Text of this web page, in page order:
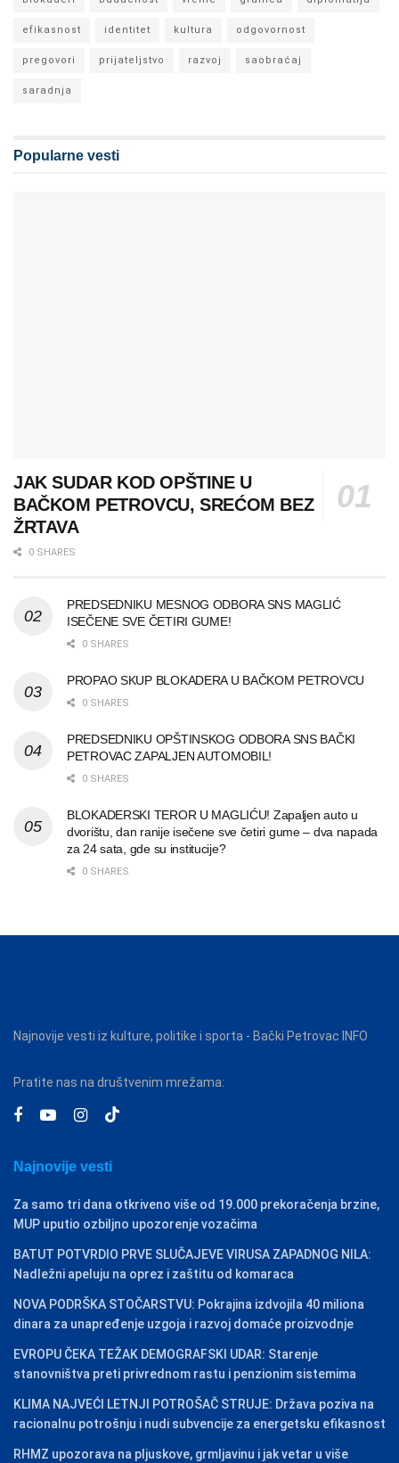
efikasnost identitet kultura odgovornost
pregovori prijateljstvo razvoj saobraćaj
saradnja
Popularne vesti
JAK SUDAR KOD OPŠTINE U
BAČKOM PETROVCU, SREĆOM BEZ
ŽRTAVA
0 SHARES
PREDSEDNIKU MESNOG ODBORA SNS MAGLIĆ
ISEČENE SVE ČETIRI GUME!
0 SHARES
PROPAO SKUP BLOKADERA U BAČKOM PETROVCU
0 SHARES
PREDSEDNIKU OPŠTINSKOG ODBORA SNS BAČKI
PETROVAC ZAPALJEN AUTOMOBIL!
0 SHARES
BLOKADERSKI TEROR U MAGLIĆU! Zapaljen auto u
dvorištu, dan ranije isečene sve četiri gume – dva napada
za 24 sata, gde su institucije?
0 SHARES
Najnovije vesti iz kulture, politike i sporta - Bački Petrovac INFO
Pratite nas na društvenim mrežama:
Najnovije vesti
Za samo tri dana otkriveno više od 19.000 prekoračenja brzine,
MUP uputio ozbiljno upozorenje vozačima
BATUT POTVRDIO PRVE SLUČAJEVE VIRUSA ZAPADNOG NILA:
Nadležni apeluju na oprez i zaštitu od komaraca
NOVA PODRŠKA STOČARSTVU: Pokrajina izdvojila 40 miliona
dinara za unapređenje uzgoja i razvoj domaće proizvodnje
EVROPU ČEKA TEŽAK DEMOGRAFSKI UDAR: Starenje
stanovništva preti privrednom rastu i penzionim sistemima
KLIMA NAJVEĆI LETNJI POTROŠAČ STRUJE: Država poziva na
racionalnu potrošnju i nudi subvencije za energetsku efikasnost
RHMZ upozorava na pljuskove, grmljavinu i jak vetar u više